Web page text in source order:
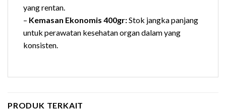
yang rentan.
– Kemasan Ekonomis 400gr:Stok jangka panjang
untuk perawatan kesehatan organ dalam yang
konsisten.
PRODUK TERKAIT